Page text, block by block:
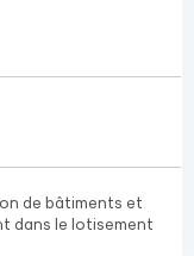
de bâtiments et
dans le lotisement